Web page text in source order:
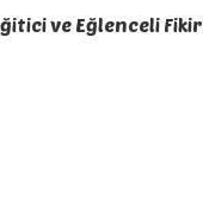
ve Eğlenceli Fikir